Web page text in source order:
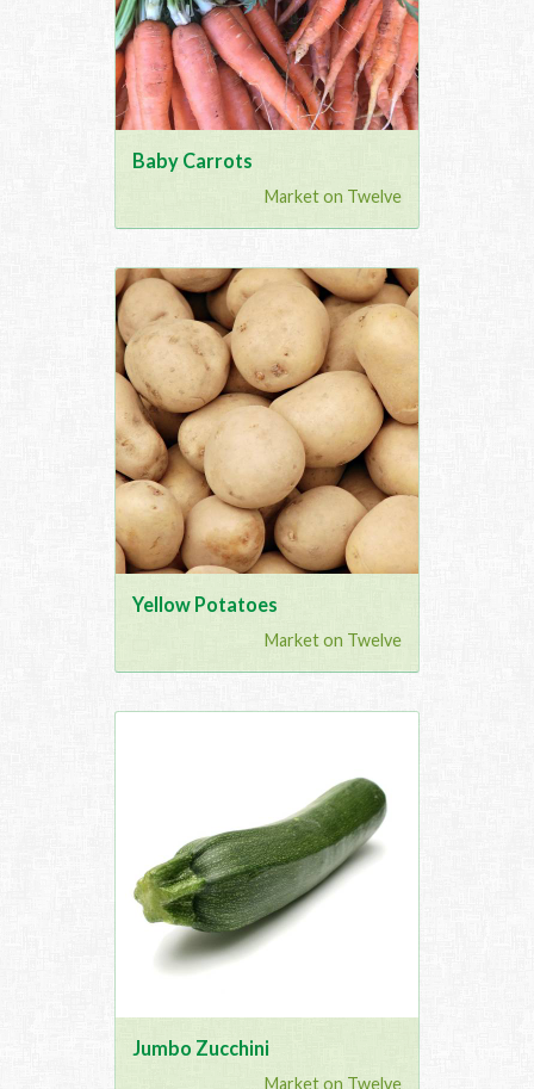
Baby Carrots
Market on Twelve
Yellow Potatoes
Market on Twelve
Jumbo Zucchini
Market on Twelve